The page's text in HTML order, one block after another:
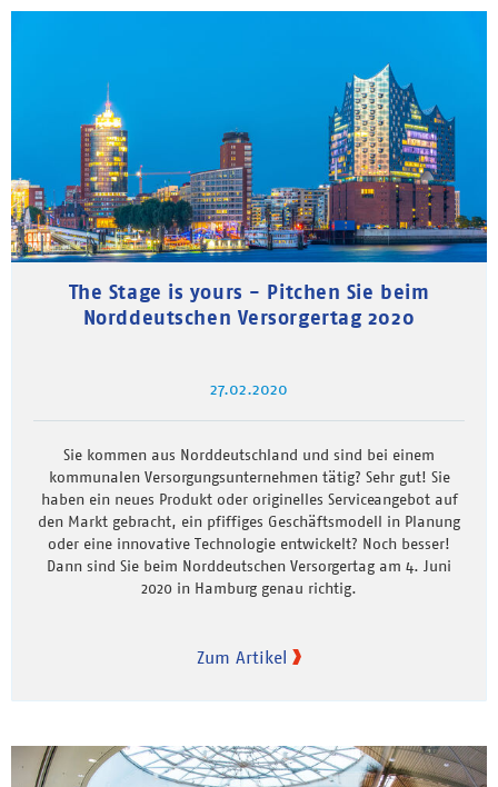
The Stage is yours - Pitchen Sie beim
Norddeutschen Versorgertag 2020
27.02.2020
Sie kommen aus Norddeutschland und sind bei einem
kommunalen Versorgungsunternehmen tätig? Sehr gut! Sie
haben ein neues Produkt oder originelles Serviceangebot auf
den Markt gebracht, ein pfiffiges Geschäftsmodell in Planung
oder eine innovative Technologie entwickelt? Noch besser!
Dann sind Sie beim Norddeutschen Versorgertag am 4. Juni
2020 in Hamburg genau richtig.
Zum Artikel